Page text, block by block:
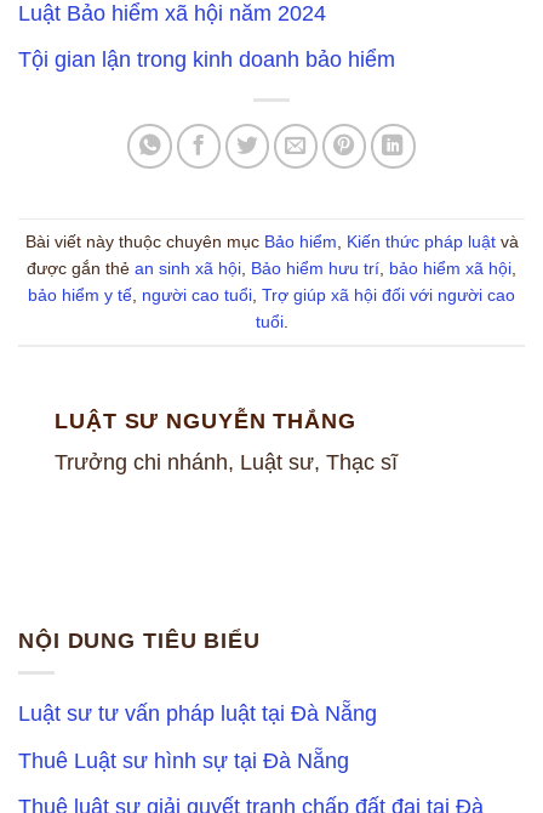
Luật Bảo hiểm xã hội năm 2024
Tội gian lận trong kinh doanh bảo hiểm
Bài viết này thuộc chuyên mục Bảo hiểm Kiến thức pháp luậtvà
được gắn thẻ an sinh xã hội Bảo hiểm hưu trí bảo hiểm xã hội
bảo hiểm y tế người cao tuổi Trợ giúp xã hội đối với người cao
tuổi.
LUẬT SƯ NGUYỄN THẮNG
Trưởng chi nhánh, Luật sư, Thạc sĩ
NỘI DUNG TIÊU BIỂU
Luật sư tư vấn pháp luật tại Đà Nẵng
Thuê Luật sư hình sự tại Đà Nẵng
Thuê luật sư giải quyết tranh chấp đất đai tại Đà